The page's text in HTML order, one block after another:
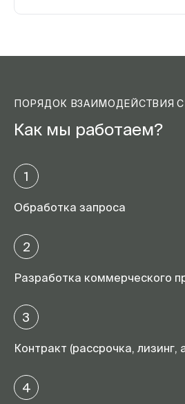
ПОРЯДОК ВЗАИМОДЕЙСТВИЯ
Как мы работаем?
1
Обработка запроса
2
Разработка коммерческого
3
Контракт (рассрочка, лизинг,
4